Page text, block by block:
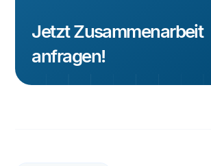
Jetzt Zusammenarbeit
anfragen!